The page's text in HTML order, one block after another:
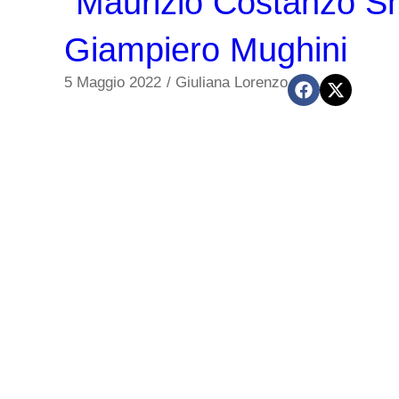
Giampiero Mughini
5 Maggio 2022 / Giuliana Lorenzo